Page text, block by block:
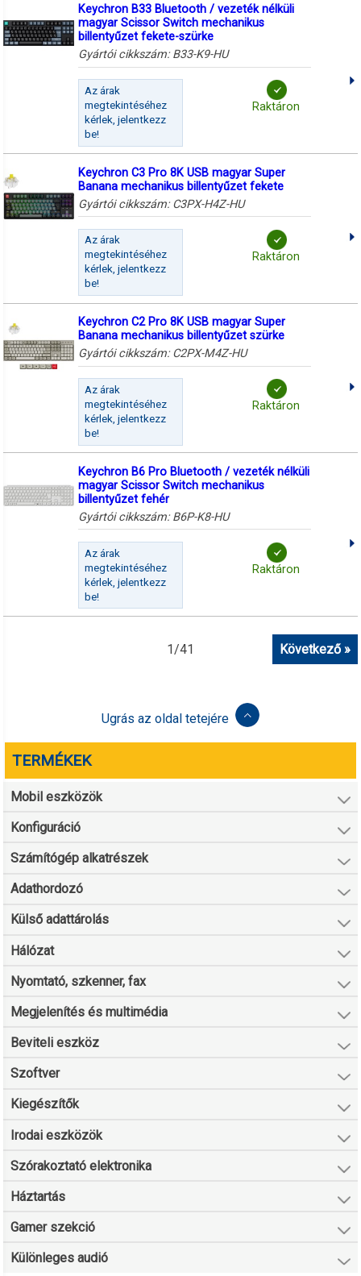
Keychron B33 Bluetooth / vezeték nélküli
magyar Scissor Switch mechanikus
billentyűzet fekete-szürke
Gyártói cikkszám: B33-K9-HU
Az árak
megtekintéséhez
kérlek, jelentkezz
be!
Raktáron
Keychron C3 Pro 8K USB magyar Super
Banana mechanikus billentyűzet fekete
Gyártói cikkszám: C3PX-H4Z-HU
Az árak
megtekintéséhez
kérlek, jelentkezz
be!
Raktáron
Keychron C2 Pro 8K USB magyar Super
Banana mechanikus billentyűzet szürke
Gyártói cikkszám: C2PX-M4Z-HU
Az árak
megtekintéséhez
kérlek, jelentkezz
be!
Raktáron
Keychron B6 Pro Bluetooth / vezeték nélküli
magyar Scissor Switch mechanikus
billentyűzet fehér
Gyártói cikkszám: B6P-K8-HU
Az árak
megtekintéséhez
kérlek, jelentkezz
be!
Raktáron
1/41 Következő »
Ugrás az oldal tetejére
TERMÉKEK
Mobil eszközök
Konfiguráció
Számítógép alkatrészek
Adathordozó
Külső adattárolás
Hálózat
Nyomtató, szkenner, fax
Megjelenítés és multimédia
Beviteli eszköz
Szoftver
Kiegészítők
Irodai eszközök
Szórakoztató elektronika
Háztartás
Gamer szekció
Különleges audió